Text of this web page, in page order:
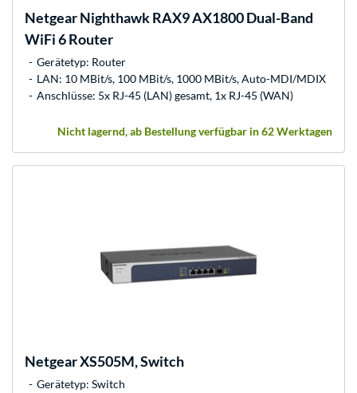
NetgearNighthawk RAX9 AX1800 Dual-Band
WiFi 6 Router
Gerätetyp: Router
LAN: 10 MBit/s, 100 MBit/s, 1000 MBit/s, Auto-MDI/MDIX
Anschlüsse: 5x RJ-45 (LAN) gesamt, 1x RJ-45 (WAN)
Nicht lagernd, ab Bestellung verfügbar in 62 Werktagen
NetgearXS505M, Switch
Gerätetyp: Switch